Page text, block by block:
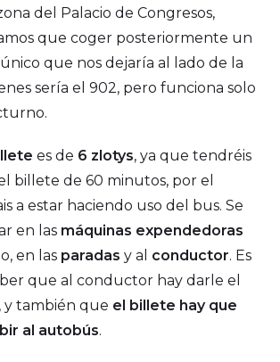
del Palacio de Congresos,
que coger posteriormente un
que nos dejaría al lado de la
sería el 902, pero funciona solo
es de 6 zlotys, ya que tendréis
billete de 60 minutos, por el
a estar haciendo uso del bus. Se
en las máquinas expendedoras
en las paradas y al conductor. Es
que al conductor hay darle el
y también que el billete hay que
al autobús.